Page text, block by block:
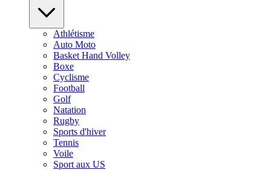
Athlétisme
Auto Moto
Basket Hand Volley
Boxe
Cyclisme
Football
Golf
Natation
Rugby
Sports d'hiver
Tennis
Voile
Sport aux US